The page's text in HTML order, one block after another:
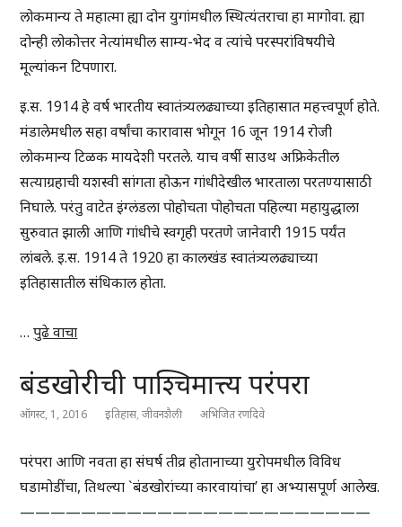
लोकमान्य ते महात्मा ह्या दोन युगांमधील स्थित्यंतराचा हा मागोवा. ह्या
दोन्ही लोकोत्तर नेत्यांमधील साम्य-भेद व त्यांचे परस्परांविषयीचे
मूल्यांकन टिपणारा.
इ.स. 1914 हे वर्ष भारतीय स्वातंत्र्यलढ्याच्या इतिहासात महत्त्वपूर्ण होते.
मंडालेमधील सहा वर्षांचा कारावास भोगून 16 जून 1914 रोजी
लोकमान्य टिळक मायदेशी परतले. याच वर्षी साउथ अफ्रिकेतील
सत्याग्रहाची यशस्वी सांगता होऊन गांधीदेखील भारताला परतण्यासाठी
निघाले. परंतु वाटेत इंग्लंडला पोहोचता पोहोचता पहिल्या महायुद्धाला
सुरुवात झाली आणि गांधीचे स्वगृही परतणे जानेवारी 1915 पर्यंत
लांबले. इ.स. 1914 ते 1920 हा कालखंड स्वातंत्र्यलढ्याच्या
इतिहासातील संधिकाल होता.
…पुढे वाचा
बंडखोरीची पाश्चिमात्त्य परंपरा
ऑगस्ट, 1, 2016 इतिहास,जीवनशैली अभिजित रणदिवे
परंपरा आणि नवता हा संघर्ष तीव्र होतानाच्या युरोपमधील विविध
घडामोडींचा, तिथल्या `बंडखोरांच्या कारवायांचा’ हा अभ्यासपूर्ण आलेख.
———————————————————————